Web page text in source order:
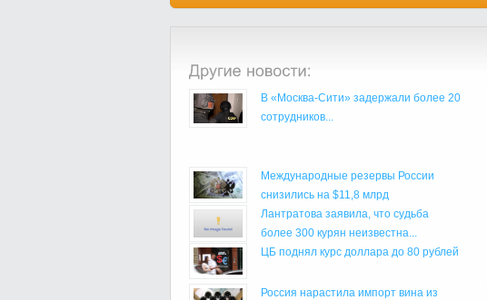
В «Москва-Сити» задержали более 20
сотрудников...
Международные резервы России
снизились на $11,8 млрд
Лантратова заявила, что судьба
более 300 курян неизвестна...
ЦБ поднял курс доллара до 80 рублей
Россия нарастила импорт вина из